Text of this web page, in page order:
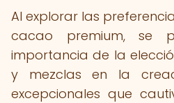
Al explorar las
cacao premium, se
importancia de la
y mezclas en la
excepcionales que